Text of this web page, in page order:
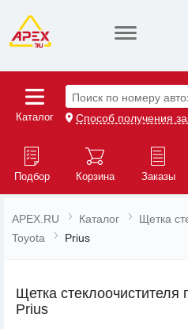
Каталог
Поиск по номеру
Способ получения
Подбор Корзина Заказы
APEX.RU Каталог
Щетка
Toyota
Prius
Щетка стеклоочистителя
Prius